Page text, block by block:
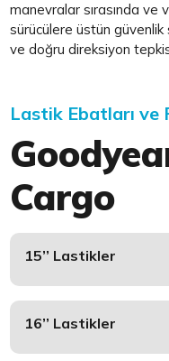
manevralar sırasında ve
sürücülere üstün güvenlik
ve doğru direksiyon
Lastik Ebatları ve
Cargo
15’’ Lastikler
16’’ Lastikler